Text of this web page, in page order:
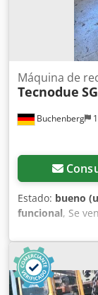
Buchenberg
Máquina de
Tecnodue
Estado: bueno
funcional, Se
de bloques de
nunca se ha
ser
factura con IVA
Djf